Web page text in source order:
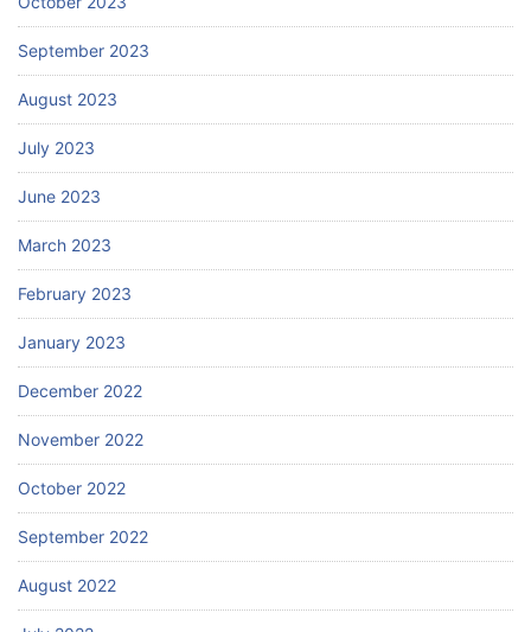
September 2023
August 2023
July 2023
June 2023
March 2023
February 2023
January 2023
December 2022
November 2022
October 2022
September 2022
August 2022